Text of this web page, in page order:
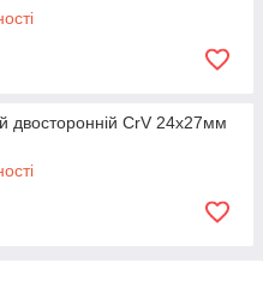
двосторонній CrV 24x27мм